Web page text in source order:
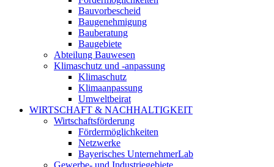
Bauvorbescheid
Baugenehmigung
Bauberatung
Baugebiete
Abteilung Bauwesen
Klimaschutz und -anpassung
Klimaschutz
Klimaanpassung
Umweltbeirat
WIRTSCHAFT & NACHHALTIGKEIT
Wirtschaftsförderung
Fördermöglichkeiten
Netzwerke
Bayerisches UnternehmerLab
Gewerbe- und Industriegebiete